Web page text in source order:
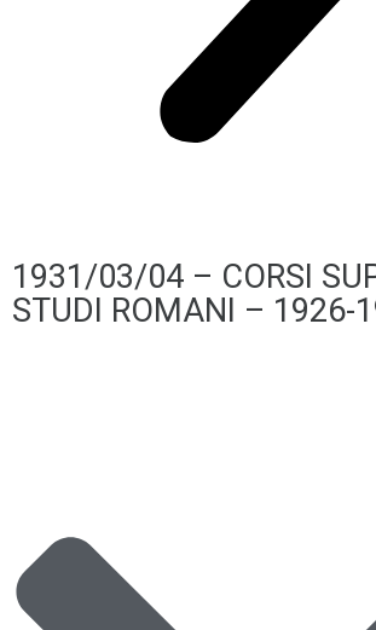
1931/03/04 – CORSI
STUDI ROMANI – 1926-